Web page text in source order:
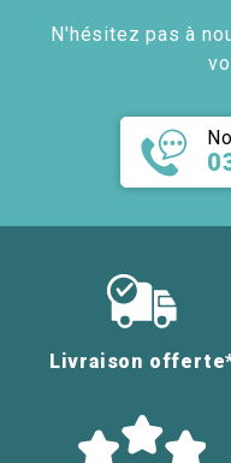
N'hésitez pas à
Livraison